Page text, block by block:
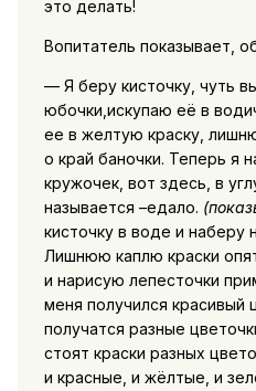
это делать!
Вопитатель показывает,
— Я беру кисточку, чуть
юбочки,искупаю её в
ее в желтую краску,
о край баночки. Теперь я
кружочек, вот здесь, в
называется –едало.
кисточку в воде и наберу
Лишнюю каплю краски
и нарисую лепесточки
меня получился красивый
получатся разные
стоят краски разных
и красные, и жёлтые, и